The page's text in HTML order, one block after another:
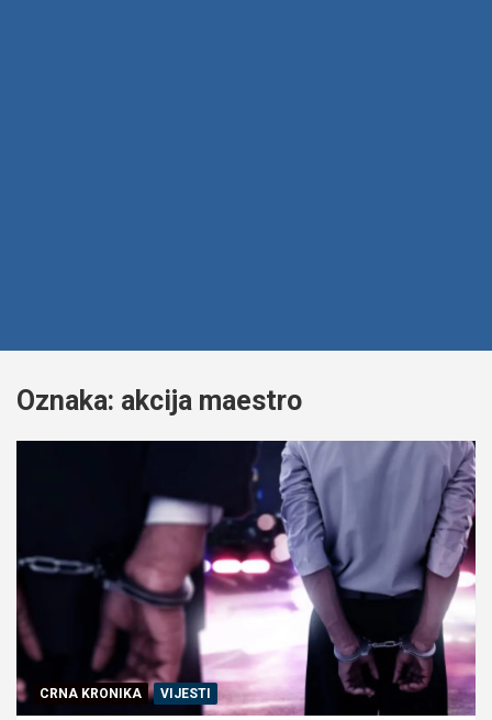
Oznaka: akcija maestro
CRNA KRONIKA VIJESTI